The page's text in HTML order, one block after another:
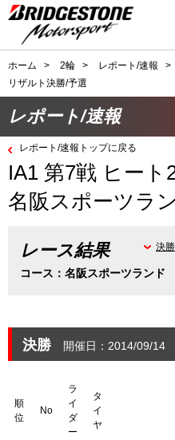
ホーム > 2輪 > レポート/速報 >
リザルト決勝/予選
レポート/速報
レポート/速報トップに戻る
IA1 第7戦 ヒート
名阪スポーツラ
レース結果
コース：名阪スポーツランド
決勝
決勝 開催日：2014/09/14
順
位
No
ラ
イ
ダ
ー
タ
イ
ヤ